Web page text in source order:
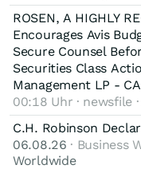
ROSEN, A HIGHLY
Encourages Avis
Secure Counsel
Securities Class
Management LP -
00:18 Uhr · newsfile ·
C.H. Robinson
06.08.26 · Business
Worldwide